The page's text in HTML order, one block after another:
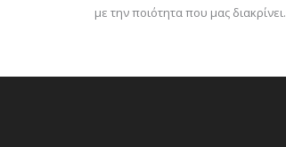
με την ποιότητα που μας διακρίνει.